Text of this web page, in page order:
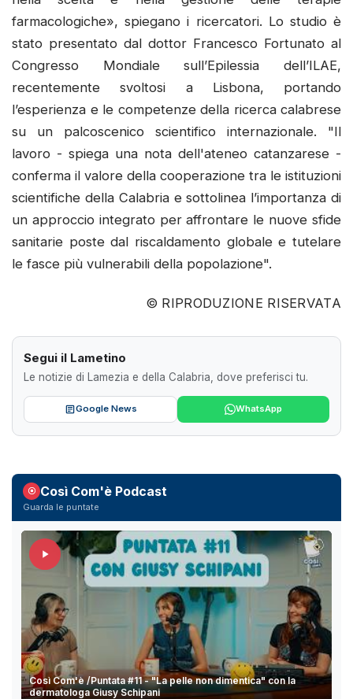
farmacologiche», spiegano i ricercatori. Lo studio è
stato presentato dal dottor Francesco Fortunato al
Congresso Mondiale sull’Epilessia dell’ILAE,
recentemente svoltosi a Lisbona, portando
l’esperienza e le competenze della ricerca calabrese
su un palcoscenico scientifico internazionale. "Il
lavoro - spiega una nota dell'ateneo catanzarese -
conferma il valore della cooperazione tra le istituzioni
scientifiche della Calabria e sottolinea l’importanza di
un approccio integrato per affrontare le nuove sfide
sanitarie poste dal riscaldamento globale e tutelare
le fasce più vulnerabili della popolazione".
© RIPRODUZIONE RISERVATA
Segui il Lametino
Le notizie di Lamezia e della Calabria, dove preferisci tu.
Google News WhatsApp
Così Com'è Podcast
Guarda le puntate
Così Com'è /Puntata #11 - "La pelle non dimentica" con la
dermatologa Giusy Schipani